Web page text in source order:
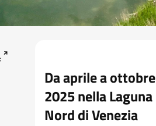
Da aprile a ottobre
2025 nella Laguna
Nord di Venezia